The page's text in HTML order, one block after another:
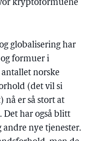
kryptoformuene
globalisering har
formuer i
norske
(det vil si
er så stort at
Det har også blitt
nye tjenester.